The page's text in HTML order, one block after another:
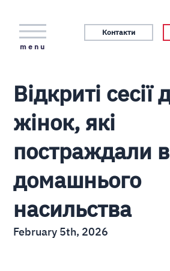
Контакти
menu
Відкриті сесії
жінок, які
постраждали
домашнього
насильства
February 5th, 2026